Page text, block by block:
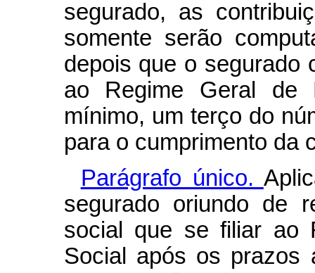
segurado, as
somente serão
depois que o segurado
ao Regime Geral de
mínimo, um terço do
para o cumprimento da
Parágrafo único.
segurado oriundo de
social que se filiar ao
Social após os